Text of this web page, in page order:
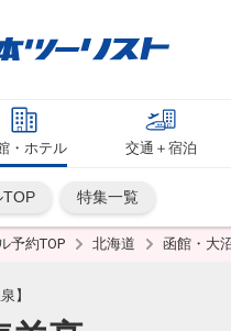
・ホテル 交通＋宿泊
TOP 特集一覧
予約TOP 北海道 函館・大
】